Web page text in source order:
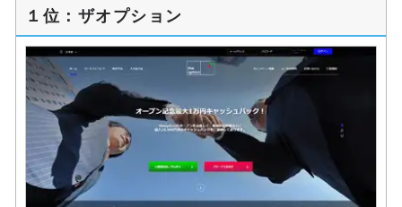
１位：ザオプション